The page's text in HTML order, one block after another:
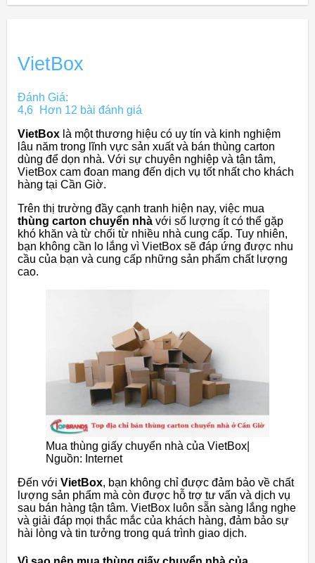
VietBox
Đánh Giá:
4,6
Hơn 12 bài đánh giá
VietBox là một thương hiệu có uy tín và kinh nghiệm
lâu năm trong lĩnh vực sản xuất và bán thùng carton
dùng để dọn nhà. Với sự chuyên nghiệp và tận tâm,
VietBox cam đoan mang đến dịch vụ tốt nhất cho khách
hàng tại Cần Giờ.
Trên thị trường đầy cạnh tranh hiện nay, việc mua
thùng carton chuyển nhà với số lượng ít có thể gặp
khó khăn và từ chối từ nhiều nhà cung cấp. Tuy nhiên,
bạn không cần lo lắng vì VietBox sẽ đáp ứng được nhu
cầu của bạn và cung cấp những sản phẩm chất lượng
cao.
Mua thùng giấy chuyển nhà của VietBox|
Nguồn: Internet
Đến với VietBox, bạn không chỉ được đảm bảo về chất
lượng sản phẩm mà còn được hỗ trợ tư vấn và dịch vụ
sau bán hàng tận tâm. VietBox luôn sẵn sàng lắng nghe
và giải đáp mọi thắc mắc của khách hàng, đảm bảo sự
hài lòng và tin tưởng trong quá trình giao dịch.